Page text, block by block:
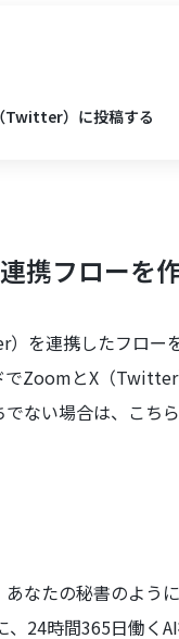
Twitter）に投稿する
携フローを
を連携したフロー
ZoomとX（
ない場合は、こち
なたの秘書のよう
24時間365日働く